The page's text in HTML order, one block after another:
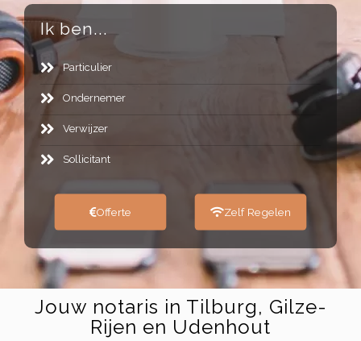
Ik ben...
Particulier
Ondernemer
Verwijzer
Sollicitant
Offerte Zelf Regelen
Jouw notaris in Tilburg, Gilze-
Rijen en Udenhout